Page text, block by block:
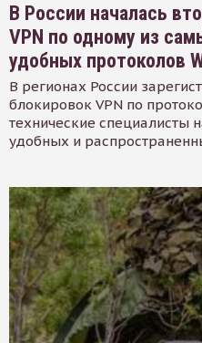
В России началась
VPN по одному из
удобных протоколов
В регионах России
блокировок VPN по
технические специалисты
удобных и